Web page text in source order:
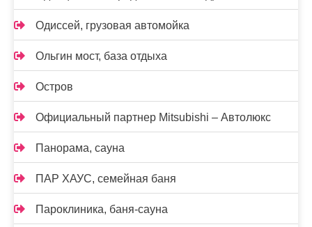
Одиссей, грузовая автомойка
Ольгин мост, база отдыха
Остров
Официальный партнер Mitsubishi – Автолюкс
Панорама, сауна
ПАР ХАУС, семейная баня
Пароклиника, баня-сауна